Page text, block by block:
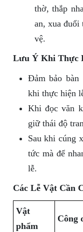
thờ, thắp
an, xua
vệ.
Lưu Ý Khi Thực
Đảm bảo bàn
khi thực hiện
Khi đọc văn
giữ thái độ
Sau khi cúng
tức mà để
lễ.
Các Lễ Vật Cần
Vật
phẩm
Công